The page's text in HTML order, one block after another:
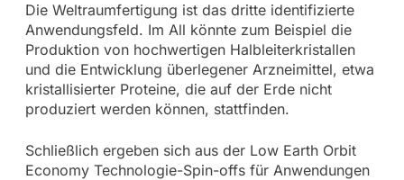
Die Weltraumfertigung ist das dritte identifizierte
Anwendungsfeld. Im All könnte zum Beispiel die
Produktion von hochwertigen Halbleiterkristallen
und die Entwicklung überlegener Arzneimittel, etwa
kristallisierter Proteine, die auf der Erde nicht
produziert werden können, stattfinden.
Schließlich ergeben sich aus der Low Earth Orbit
Economy Technologie-Spin-offs für Anwendungen